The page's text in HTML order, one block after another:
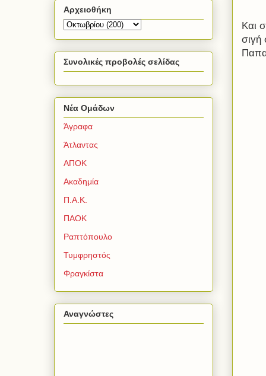
Και
σιγή
Αρχειοθήκη
Συνολικές προβολές σελίδας
Νέα Ομάδων
Άγραφα
Άτλαντας
ΑΠΟΚ
Ακαδημία
Π.Α.Κ.
ΠΑΟΚ
Ραπτόπουλο
Τυμφρηστός
Φραγκίστα
Αναγνώστες